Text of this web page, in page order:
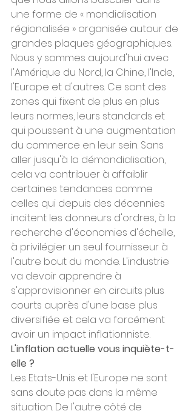
une forme de « mondialisation
régionalisée » organisée autour de
grandes plaques géographiques.
Nous y sommes aujourd'hui avec
l'Amérique du Nord, la Chine, l'Inde,
l'Europe et d'autres. Ce sont des
zones qui fixent de plus en plus
leurs normes, leurs standards et
qui poussent à une augmentation
du commerce en leur sein. Sans
aller jusqu'à la démondialisation,
cela va contribuer à affaiblir
certaines tendances comme
celles qui depuis des décennies
incitent les donneurs d'ordres, à la
recherche d'économies d'échelle,
à privilégier un seul fournisseur à
l'autre bout du monde. L'industrie
va devoir apprendre à
s'approvisionner en circuits plus
courts auprès d'une base plus
diversifiée et cela va forcément
avoir un impact inflationniste.
L'inflation actuelle vous inquiète-t-
elle ?
Les Etats-Unis et l'Europe ne sont
sans doute pas dans la même
situation. De l'autre côté de